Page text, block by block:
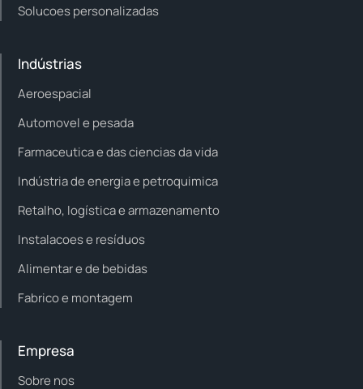
Solucoes personalizadas
Indústrias
Aeroespacial
Automovel e pesada
Farmaceutica e das ciencias da vida
Indústria de energia e petroquimica
Retalho, logística e armazenamento
Instalacoes e resíduos
Alimentar e de bebidas
Fabrico e montagem
Empresa
Sobre nos